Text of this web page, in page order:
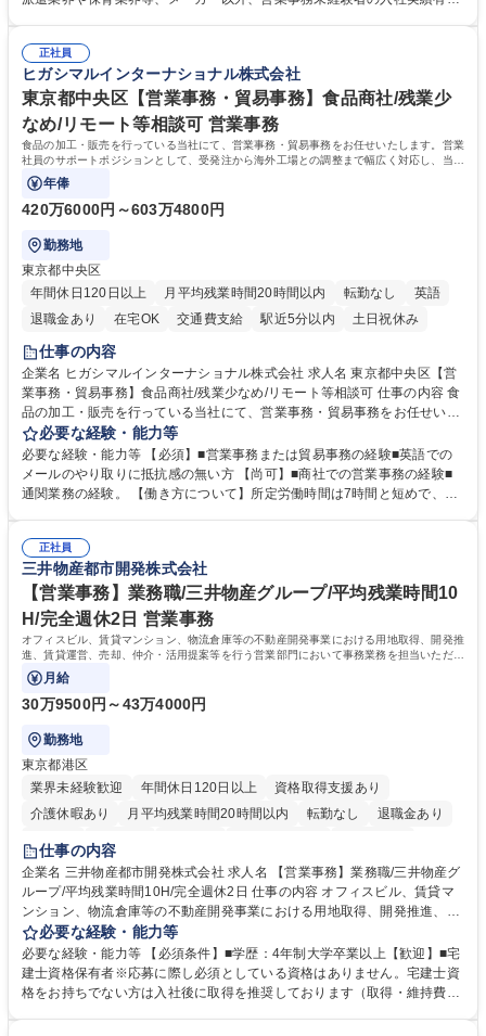
募集職種 【大阪・京都・滋賀】営業事務 ※未経験可
えて、お客様や社員の状況に合わせ、能動的なサポート、改善の動きも期
待され。組織を支えるスペシャリストとして、チームに貢献し、結果的に
社員から頼られる存在になることができます。平均19:30の退勤以降の業
務の持ち帰りも禁止されており、メリハリのある働き方となります。 学
歴・資格 学歴：大学院 大学 高専 短大 語学力： 資格：
正社員
ヒガシマルインターナショナル株式会社
東京都中央区【営業事務・貿易事務】食品商社/残業少
なめ/リモート等相談可 営業事務
食品の加工・販売を行っている当社にて、営業事務・貿易事務をお任せいたします。営業
社員のサポートポジションとして、受発注から海外工場との調整まで幅広く対応し、当社
事業の根幹を支えていただきます。
年俸
420万6000円～603万4800円
勤務地
東京都中央区
年間休日120日以上
月平均残業時間20時間以内 転勤なし
英語
退職金あり
在宅OK 交通費支給 駅近5分以内 土日祝休み
仕事の内容
企業名 ヒガシマルインターナショナル株式会社 求人名 東京都中央区【営
業事務・貿易事務】食品商社/残業少なめ/リモート等相談可 仕事の内容 食
品の加工・販売を行っている当社にて、営業事務・貿易事務をお任せいた
します。営業社員のサポートポジションとして、受発注から海外工場との
調整まで幅広く対応し、当社事業の根幹を支えていただきます。 ■受発注
業務、請求書発行 ■海外工場とのスケジュール調整 ■在庫管理 ■輸入書類
の確認・作成 ■配送手配 ■通関業者を通して行う輸出入業全般 ■倉庫との
ルプロデュースしているため、商品に関わる全ての業務をサポート頂きま
す。 募集職種 東京都中央区【営業事務・貿易事務】食品商社/残業少なめ/
リモート等相談可
必要な経験・能力等
必要な経験・能力等 【必須】■営業事務または貿易事務の経験■英語での
メールのやり取りに抵抗感の無い方 【尚可】■商社での営業事務の経験■
通関業務の経験。 【働き方について】所定労働時間は7時間と短めで、残
の強み】1991年の設立以来、外食産業を中心としたお客様の多様なニー
ズに沿った冷凍水産物等の生産・輸入・販売を一貫して手掛けています。
自社工場と海外拠点の強固な連携によるワンストップサービスが最大の強
みです。 学歴・資格 学歴：大学院 大学 語学力：英語 資格：
正社員
三井物産都市開発株式会社
【営業事務】業務職/三井物産グループ/平均残業時間10
H/完全週休2日 営業事務
オフィスビル、賃貸マンション、物流倉庫等の不動産開発事業における用地取得、開発推
進、賃貸運営、売却、仲介・活用提案等を行う営業部門において事務業務を担当いただき
ます。
月給
30万9500円～43万4000円
勤務地
東京都港区
業界未経験歓迎
年間休日120日以上
資格取得支援あり
介護休暇あり
月平均残業時間20時間以内 転勤なし
退職金あり
在宅OK
賞与あり
駅近5分以内
土日祝休み 寮・社宅あり
仕事の内容
企業名 三井物産都市開発株式会社 求人名 【営業事務】業務職/三井物産グ
ループ/平均残業時間10H/完全週休2日 仕事の内容 オフィスビル、賃貸マ
ンション、物流倉庫等の不動産開発事業における用地取得、開発推進、賃
貸運営、売却、仲介・活用提案等を行う営業部門において事務業務を担当
いただきます。 【詳細】・契約書管理、契約書製本、捺印対応、ファイリ
ング、登記簿取得、調書取得・支払業務（各種費用支払、支払管理、請
求・支払データ登録、取引先マスター申請対応）・予算作成及び予実管
必要な経験・能力等
必要な経験・能力等 【必須条件】■学歴：4年制大学卒業以上【歓迎】■宅
建士資格保有者※応募に際し必須としている資格はありません。宅建士資
格をお持ちでない方は入社後に取得を推奨しております（取得・維持費用